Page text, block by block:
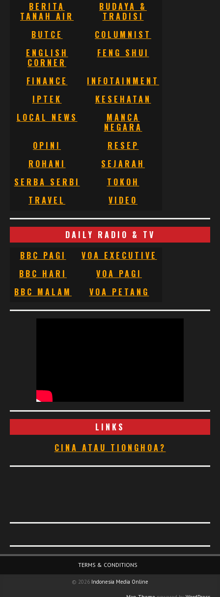
BERITA
TANAH AIR
BUDAYA &
TRADISI
BUTCE
COLUMNIST
ENGLISH
CORNER
FENG SHUI
FINANCE
INFOTAINMENT
IPTEK
KESEHATAN
LOCAL NEWS
MANCA
NEGARA
OPINI
RESEP
ROHANI
SEJARAH
SERBA SERBI
TOKOH
TRAVEL
VIDEO
DAILY RADIO & TV
BBC PAGI
VOA EXECUTIVE
BBC HARI
VOA PAGI
BBC MALAM
VOA PETANG
LINKS
CINA ATAU TIONGHOA?
TERMS & CONDITIONS
© 2026 Indonesia Media Online